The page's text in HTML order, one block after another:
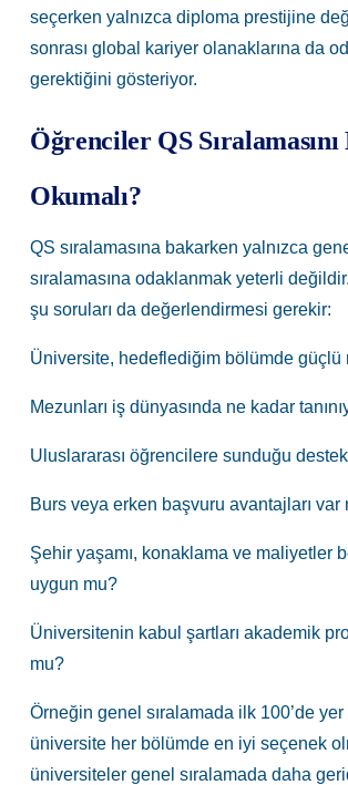
seçerken yalnızca diploma prestijine
sonrası global kariyer olanaklarına da
gerektiğini gösteriyor.
Öğrenciler QS Sıralamasını
Okumalı?
QS sıralamasına bakarken yalnızca
sıralamasına odaklanmak yeterli
şu soruları da değerlendirmesi gerekir:
Üniversite, hedeflediğim bölümde güçlü
Mezunları iş dünyasında ne kadar
Uluslararası öğrencilere sunduğu
Burs veya erken başvuru avantajları var
Şehir yaşamı, konaklama ve maliyetler
uygun mu?
Üniversitenin kabul şartları akademik
mu?
Örneğin genel sıralamada ilk 100’de
üniversite her bölümde en iyi seçenek
üniversiteler genel sıralamada daha